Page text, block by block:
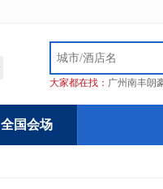
大家都在找： 广州南丰朗
全国会场